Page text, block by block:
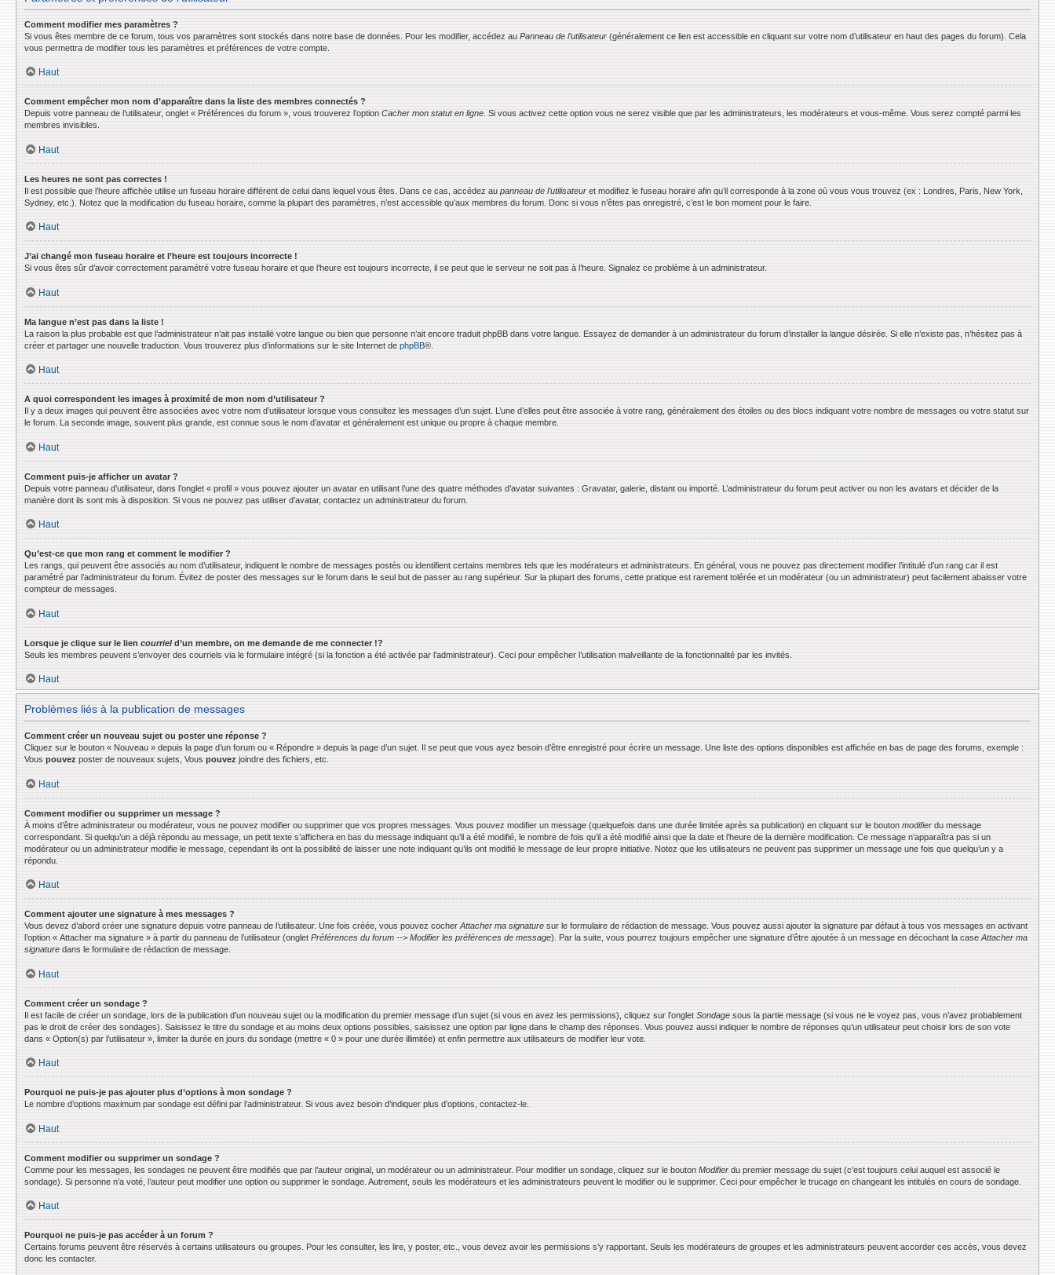
Comment modifier mes paramètres ?
Si vous êtes membre de ce forum, tous vos paramètres sont stockés dans notre base de données. Pour les modifier, accédez au Panneau de l’utilisateur (généralement ce lien est accessible en cliquant sur votre nom d’utilisateur en haut des pages du forum). Cela
vous permettra de modifier tous les paramètres et préférences de votre compte.
Haut
Comment empêcher mon nom d’apparaître dans la liste des membres connectés ?
Depuis votre panneau de l’utilisateur, onglet « Préférences du forum », vous trouverez l’option Cacher mon statut en ligne . Si vous activez cette option vous ne serez visible que par les administrateurs, les modérateurs et vous-même. Vous serez compté parmi les
membres invisibles.
Haut
Les heures ne sont pas correctes !
Il est possible que l’heure affichée utilise un fuseau horaire différent de celui dans lequel vous êtes. Dans ce cas, accédez au panneau de l’utilisateur et modifiez le fuseau horaire afin qu’il corresponde à la zone où vous vous trouvez (ex : Londres, Paris, New York,
Sydney, etc.). Notez que la modification du fuseau horaire, comme la plupart des paramètres, n’est accessible qu’aux membres du forum. Donc si vous n’êtes pas enregistré, c’est le bon moment pour le faire.
Haut
J’ai changé mon fuseau horaire et l’heure est toujours incorrecte !
Si vous êtes sûr d’avoir correctement paramétré votre fuseau horaire et que l’heure est toujours incorrecte, il se peut que le serveur ne soit pas à l’heure. Signalez ce problème à un administrateur.
Haut
Ma langue n’est pas dans la liste !
La raison la plus probable est que l’administrateur n’ait pas installé votre langue ou bien que personne n’ait encore traduit phpBB dans votre langue. Essayez de demander à un administrateur du forum d’installer la langue désirée. Si elle n’existe pas, n’hésitez pas à
créer et partager une nouvelle traduction. Vous trouverez plus d’informations sur le site Internet de phpBB®.
Haut
A quoi correspondent les images à proximité de mon nom d’utilisateur ?
Il y a deux images qui peuvent être associées avec votre nom d’utilisateur lorsque vous consultez les messages d’un sujet. L’une d’elles peut être associée à votre rang, généralement des étoiles ou des blocs indiquant votre nombre de messages ou votre statut sur
le forum. La seconde image, souvent plus grande, est connue sous le nom d’avatar et généralement est unique ou propre à chaque membre.
Haut
Comment puis-je afficher un avatar ?
Depuis votre panneau d’utilisateur, dans l’onglet « profil » vous pouvez ajouter un avatar en utilisant l’une des quatre méthodes d’avatar suivantes : Gravatar, galerie, distant ou importé. L’administrateur du forum peut activer ou non les avatars et décider de la
manière dont ils sont mis à disposition. Si vous ne pouvez pas utiliser d’avatar, contactez un administrateur du forum.
Haut
Qu’est-ce que mon rang et comment le modifier ?
Les rangs, qui peuvent être associés au nom d’utilisateur, indiquent le nombre de messages postés ou identifient certains membres tels que les modérateurs et administrateurs. En général, vous ne pouvez pas directement modifier l’intitulé d’un rang car il est
paramétré par l’administrateur du forum. Évitez de poster des messages sur le forum dans le seul but de passer au rang supérieur. Sur la plupart des forums, cette pratique est rarement tolérée et un modérateur (ou un administrateur) peut facilement abaisser votre
compteur de messages.
Haut
Lorsque je clique sur le lien courrield’un membre, on me demande de me connecter !?
Seuls les membres peuvent s’envoyer des courriels via le formulaire intégré (si la fonction a été activée par l’administrateur). Ceci pour empêcher l’utilisation malveillante de la fonctionnalité par les invités.
Haut
Problèmes liés à la publication de messages
Comment créer un nouveau sujet ou poster une réponse ?
Cliquez sur le bouton « Nouveau » depuis la page d’un forum ou « Répondre » depuis la page d’un sujet. Il se peut que vous ayez besoin d’être enregistré pour écrire un message. Une liste des options disponibles est affichée en bas de page des forums, exemple :
Vous pouvez poster de nouveaux sujets, Vous pouvez joindre des fichiers, etc.
Haut
Comment modifier ou supprimer un message ?
À moins d’être administrateur ou modérateur, vous ne pouvez modifier ou supprimer que vos propres messages. Vous pouvez modifier un message (quelquefois dans une durée limitée après sa publication) en cliquant sur le bouton modifier du message
correspondant. Si quelqu’un a déjà répondu au message, un petit texte s’affichera en bas du message indiquant qu’il a été modifié, le nombre de fois qu’il a été modifié ainsi que la date et l’heure de la dernière modification. Ce message n’apparaîtra pas si un
modérateur ou un administrateur modifie le message, cependant ils ont la possibilité de laisser une note indiquant qu’ils ont modifié le message de leur propre initiative. Notez que les utilisateurs ne peuvent pas supprimer un message une fois que quelqu’un y a
répondu.
Haut
Comment ajouter une signature à mes messages ?
Vous devez d’abord créer une signature depuis votre panneau de l’utilisateur. Une fois créée, vous pouvez cocher Attacher ma signature sur le formulaire de rédaction de message. Vous pouvez aussi ajouter la signature par défaut à tous vos messages en activant
l’option « Attacher ma signature » à partir du panneau de l’utilisateur (onglet Préférences du forum --> Modifier les préférences de message). Par la suite, vous pourrez toujours empêcher une signature d’être ajoutée à un message en décochant la case Attacher ma
signature dans le formulaire de rédaction de message.
Haut
Comment créer un sondage ?
Il est facile de créer un sondage, lors de la publication d’un nouveau sujet ou la modification du premier message d’un sujet (si vous en avez les permissions), cliquez sur l’onglet Sondage sous la partie message (si vous ne le voyez pas, vous n’avez probablement
pas le droit de créer des sondages). Saisissez le titre du sondage et au moins deux options possibles, saisissez une option par ligne dans le champ des réponses. Vous pouvez aussi indiquer le nombre de réponses qu’un utilisateur peut choisir lors de son vote
dans « Option(s) par l’utilisateur », limiter la durée en jours du sondage (mettre « 0 » pour une durée illimitée) et enfin permettre aux utilisateurs de modifier leur vote.
Haut
Pourquoi ne puis-je pas ajouter plus d’options à mon sondage ?
Le nombre d’options maximum par sondage est défini par l’administrateur. Si vous avez besoin d’indiquer plus d’options, contactez-le.
Haut
Comment modifier ou supprimer un sondage ?
Comme pour les messages, les sondages ne peuvent être modifiés que par l’auteur original, un modérateur ou un administrateur. Pour modifier un sondage, cliquez sur le bouton Modifier du premier message du sujet (c’est toujours celui auquel est associé le
sondage). Si personne n’a voté, l’auteur peut modifier une option ou supprimer le sondage. Autrement, seuls les modérateurs et les administrateurs peuvent le modifier ou le supprimer. Ceci pour empêcher le trucage en changeant les intitulés en cours de sondage.
Haut
Pourquoi ne puis-je pas accéder à un forum ?
Certains forums peuvent être réservés à certains utilisateurs ou groupes. Pour les consulter, les lire, y poster, etc., vous devez avoir les permissions s’y rapportant. Seuls les modérateurs de groupes et les administrateurs peuvent accorder ces accès, vous devez
donc les contacter.